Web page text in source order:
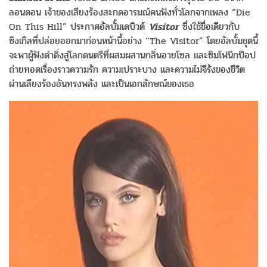
ลอนดอน เจ้าของเสียงร้องสะกดอารมณ์คนฟังทั่วโลกจากเพลง “Die
On This Hill” ประกาศอัลบั้มเดบิวต์ Visitor ซึ่งใช้ชื่อเดียวกับ
ซิงเกิลที่ปล่อยออกมาก่อนหน้านี้อย่าง “The Visitor”โดยอัลบั้มชุดนี้
จะพาผู้ฟังดำดิ่งสู่โลกดนตรีที่ผสมผสานกลิ่นอายโซล และซิมโฟนิกป็อป
ถ่ายทอดเรื่องราวความรัก ความเปราะบาง และความไม่จีรังของชีวิต
ผ่านเสียงร้องอันทรงพลัง และเป็นเอกลักษณ์ของเธอ